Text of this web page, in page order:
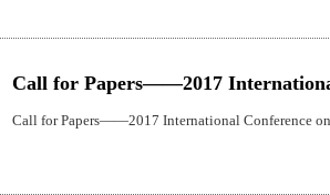
Call for Papers——2017
Call for Papers——2017 International Conference